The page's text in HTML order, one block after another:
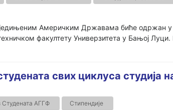
Америчким Државама биће одржан у
факултету Универзитета у Бањој Луци.
свих циклуса студија
Студената АГГФ Стипендије